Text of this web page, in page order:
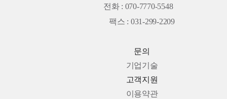
전화 : 070-7770-5548
팩스 : 031-299-2209
문의
기업기술
고객지원
이용약관